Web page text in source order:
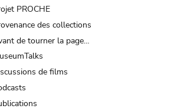
PROCHE
des collections
de tourner la page…
de films